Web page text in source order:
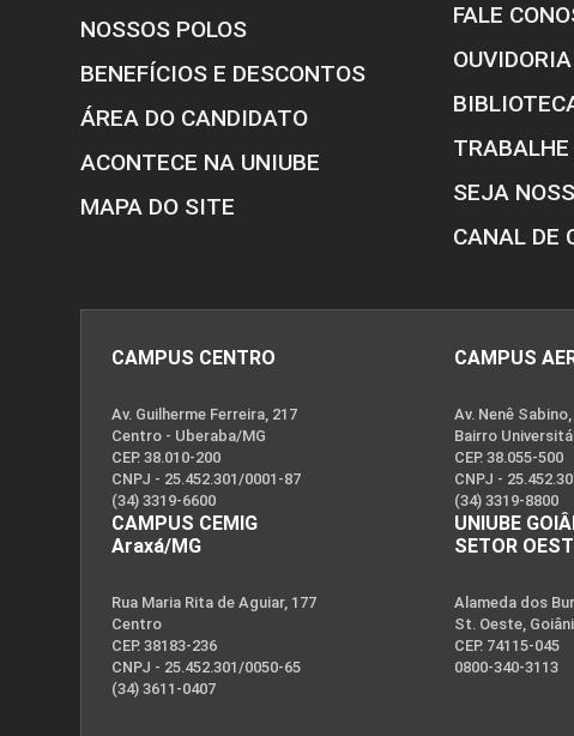
NOSSOS POLOS
BENEFÍCIOS E DESCONTOS
ÁREA DO CANDIDATO
ACONTECE NA UNIUBE
MAPA DO SITE
FALE
OUVIDORIA
TRABALHE
SEJA
CANAL DE
CAMPUS CENTRO
Av. Guilherme Ferreira, 217
Centro - Uberaba/MG
CEP. 38.010-200
CNPJ - 25.452.301/0001-87
(34) 3319-6600
CAMPUS CEMIG
Araxá/MG
Rua Maria Rita de Aguiar, 177
Centro
CEP. 38183-236
CNPJ - 25.452.301/0050-65
(34) 3611-0407
CAMPUS
Av. Nenê Sabino,
Bairro
CEP. 38.055-500
CNPJ -
(34) 3319-8800
UNIUBE
SETOR
Alameda dos
St. Oeste,
CEP. 74115-045
0800-340-3113